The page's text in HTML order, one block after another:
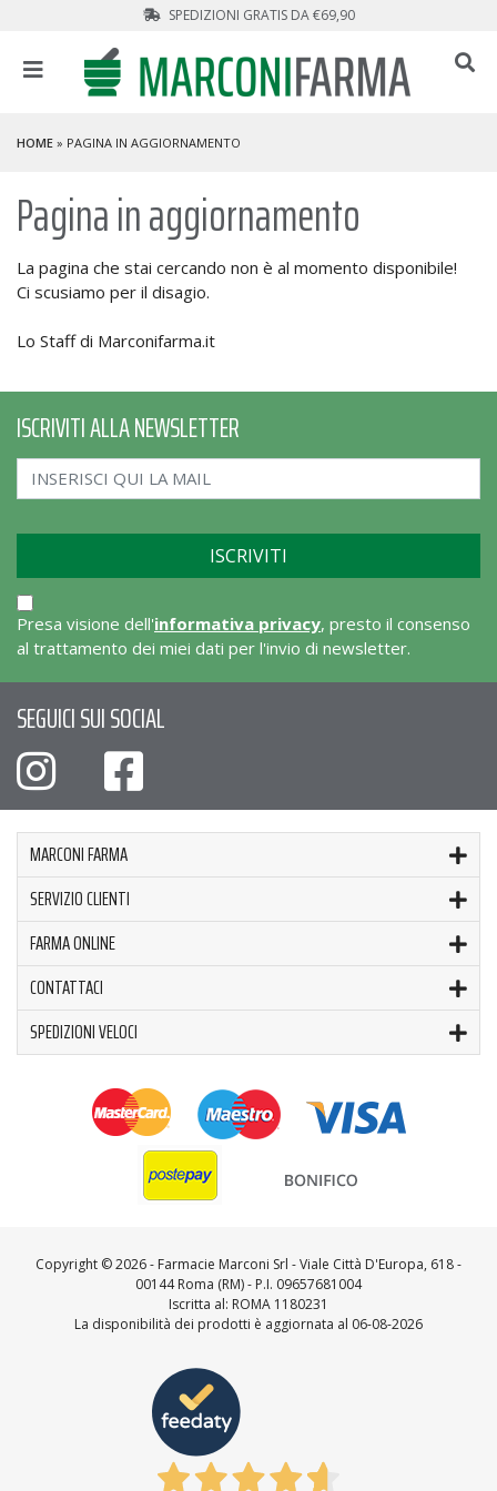
SPEDIZIONI GRATIS DA €69,90
HOME » PAGINA IN AGGIORNAMENTO
Pagina in aggiornamento
La pagina che stai cercando non è al momento disponibile!
Ci scusiamo per il disagio.
Lo Staff di Marconifarma.it
ISCRIVITI ALLA NEWSLETTER
Presa visione dell'informativa privacy, presto il consenso
al trattamento dei miei dati per l'invio di newsletter.
SEGUICI SUI SOCIAL
MARCONI FARMA
SERVIZIO CLIENTI
FARMA ONLINE
CONTATTACI
SPEDIZIONI VELOCI
Copyright ©2026 - Farmacie Marconi Srl - Viale Città D'Europa, 618 -
00144 Roma (RM) - P.I. 09657681004
Iscritta al: ROMA 1180231
La disponibilità dei prodotti è aggiornata al 06-08-2026